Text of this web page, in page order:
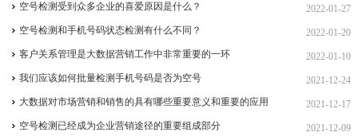
2022-01-27
空号检测受到众多企业的喜爱原因是什么？
2022-01-20
空号检测和手机号码状态检测有什么不同？
2022-01-10
客户关系管理是大数据营销工作中非常重要的一环
2021-12-24
我们应该如何批量检测手机号码是否为空号
2021-12-17
大数据对市场营销和销售的具有哪些重要意义和重要的应用
2021-12-09
空号检测已经成为企业营销途径的重要组成部分